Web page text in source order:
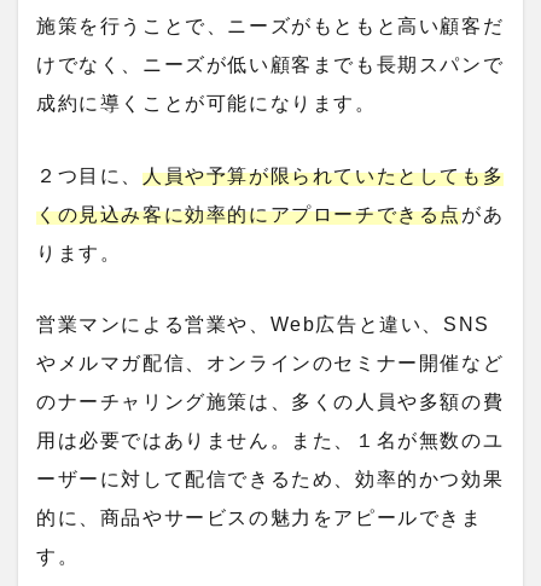
施策を行うことで、ニーズがもともと高い顧客だ
けでなく、ニーズが低い顧客までも長期スパンで
成約に導くことが可能になります。
２つ目に、 人員や予算が限られていたとしても多
くの見込み客に効率的にアプローチできる点があ
ります。
営業マンによる営業や、Web広告と違い、SNS
やメルマガ配信、オンラインのセミナー開催など
のナーチャリング施策は、多くの人員や多額の費
用は必要ではありません。また、１名が無数のユ
ーザーに対して配信できるため、効率的かつ効果
的に、商品やサービスの魅力をアピールできま
す。